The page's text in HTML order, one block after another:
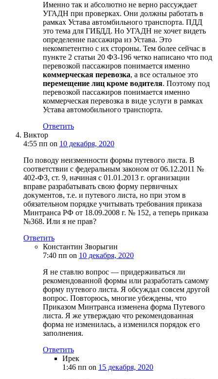
Именно так и абсолютно не верно рассуждает
УГАДН при проверках. Они должны работать в
рамках Устава автомбильного транспорта. ПДД
это тема для ГИБДД. Но УГАДН не хочет видеть
определение пассажира из Устава. Это
некомпетентно с их стороны. Тем более сейчас в
пункте 2 статьи 20 ФЗ-196 четко написано что под
перевозкой пассажиров понимается именно
коммерческая перевозка, а все остальное это
перемещение лиц кроме водителя. Поэтому под
перевозкой пассажиров понимается именно
коммерческая перевозка в виде услуги в рамках
Устава автомобильного транспорта.
Ответить
Виктор
4:55 пп on 10 декабря, 2020
По поводу неизменности формы путевого листа. В
соответствии с федеральным законом от 06.12.2011 №
402-ФЗ, ст. 9, начиная с 01.01.2013 г. организации
вправе разрабатывать свою форму первичных
документов, т.е. и путевого листа, но при этом в
обязательном порядке учитывать требования приказа
Минтранса РФ от 18.09.2008 г. № 152, а теперь приказа
№368. Или я не прав?
Ответить
Константин Зворыгин
7:40 пп on 10 декабря, 2020
Я не ставлю вопрос — придерживаться ли
рекомендованной формы или разработать самому
форму путевого листа. Я обсуждал совсем другой
вопрос. Повторюсь, многие убеждены, что
Приказом Минтранса изменена форма Путевого
листа. Я же утверждаю что рекомендованная
форма не изменилась, а изменился порядок его
заполнения.
Ответить
Ирек
1:46 пп on 15 декабря, 2020